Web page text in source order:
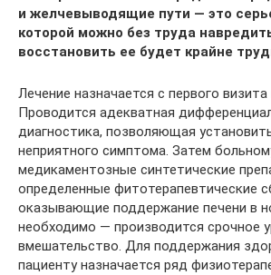
и желчевыводящие пути — это
которой можно без труда
восстановить ее будет крайне
Лечение назначается с первого визита
Проводится адекватная
диагностика, позволяющая
неприятного симптома. Затем
медикаментозные синтетические
определенные фитотерапевтические
оказывающие поддержание печени в
необходимо — производится срочное
вмешательство. Для поддержания
пациенту назначается ряд